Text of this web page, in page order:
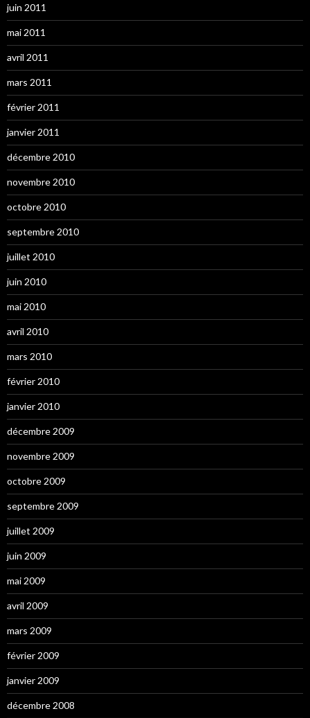
juin 2011
mai 2011
avril 2011
mars 2011
février 2011
janvier 2011
décembre 2010
novembre 2010
octobre 2010
septembre 2010
juillet 2010
juin 2010
mai 2010
avril 2010
mars 2010
février 2010
janvier 2010
décembre 2009
novembre 2009
octobre 2009
septembre 2009
juillet 2009
juin 2009
mai 2009
avril 2009
mars 2009
février 2009
janvier 2009
décembre 2008